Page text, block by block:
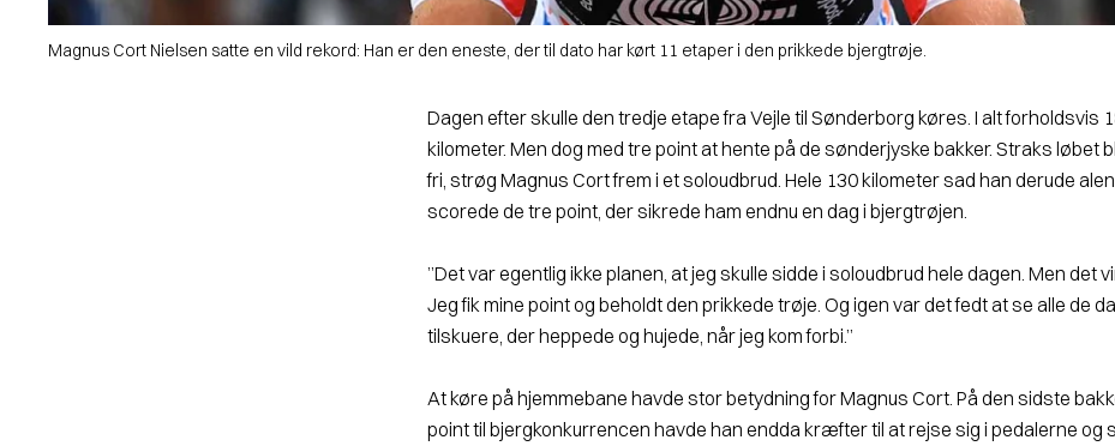
Magnus Cort Nielsen satte en vild rekord: Han er den eneste, der til dato har kørt 11 etaper i den prikkede bjergtrøje.
Dagen efter skulle den tredje etape fra Vejle til Sønderborg køres. I alt forholdsvis
kilometer. Men dog med tre point at hente på de sønderjyske bakker. Straks løbet
fri, strøg Magnus Cort frem i et soloudbrud. Hele 130 kilometer sad han derude
scorede de tre point, der sikrede ham endnu en dag i bjergtrøjen.
”Det var egentlig ikke planen, at jeg skulle sidde i soloudbrud hele dagen. Men det
Jeg fik mine point og beholdt den prikkede trøje. Og igen var det fedt at se alle de
tilskuere, der heppede og hujede, når jeg kom forbi.”
At køre på hjemmebane havde stor betydning for Magnus Cort. På den sidste
point til bjergkonkurrencen havde han endda kræfter til at rejse sig i pedalerne og